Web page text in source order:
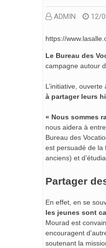
ADMIN 12/
https://
Le Bureau des
campagne autour
L’initiative,
à partager leurs
« Nous sommes
nous aidera à
Bureau des
est persuadé de la
anciens) et
Partager
En effet, en se
les jeunes sont
Mourad est
encouragent
soutenant la